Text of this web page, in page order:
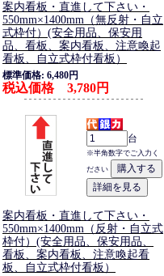
案内看板・直進して下さい・
550mm×1400mm（無反射・自立
式枠付）(安全用品、保安用
品、看板、案内看板、注意喚起
看板、自立式枠付看板）
標準価格: 6,480円
税込価格 3,780円
台
※半角数字でご入力く
ださい
案内看板・直進して下さい・
550mm×1400mm（反射・自立式
枠付）(安全用品、保安用品、
看板、案内看板、注意喚起看
板、自立式枠付看板）